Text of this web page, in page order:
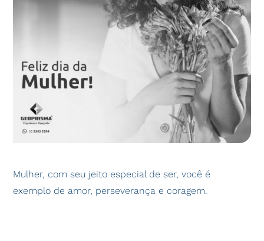
Mulher, com seu jeito especial de ser, você é
exemplo de amor, perseverança e coragem.